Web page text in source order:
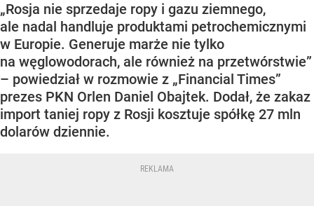
„Rosja nie sprzedaje ropy i gazu ziemnego,
ale nadal handluje produktami petrochemicznymi
w Europie. Generuje marże nie tylko
na węglowodorach, ale również na przetwórstwie”
– powiedział w rozmowie z „Financial Times”
prezes PKN Orlen Daniel Obajtek. Dodał, że zakaz
import taniej ropy z Rosji kosztuje spółkę 27 mln
dolarów dziennie.